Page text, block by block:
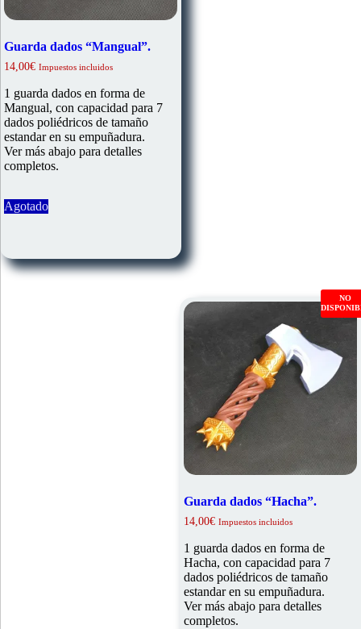
Guarda dados “Mangual”.
14,00€ Impuestos incluidos
1 guarda dados en forma de
Mangual, con capacidad para 7
dados poliédricos de tamaño
estandar en su empuñadura.
Ver más abajo para detalles
completos.
Agotado
NO
Guarda dados “Hacha”.
14,00€ Impuestos incluidos
1 guarda dados en forma de
Hacha, con capacidad para 7
dados poliédricos de tamaño
estandar en su empuñadura.
Ver más abajo para detalles
completos.